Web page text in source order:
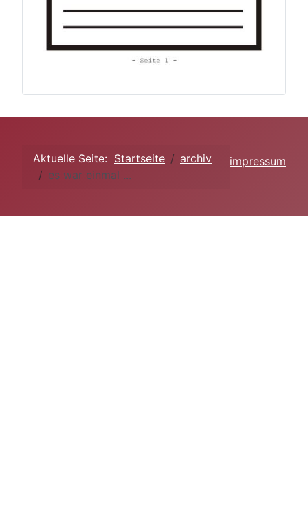
Aktuelle Seite: Startseite
archiv
es war einmal ...
impressum